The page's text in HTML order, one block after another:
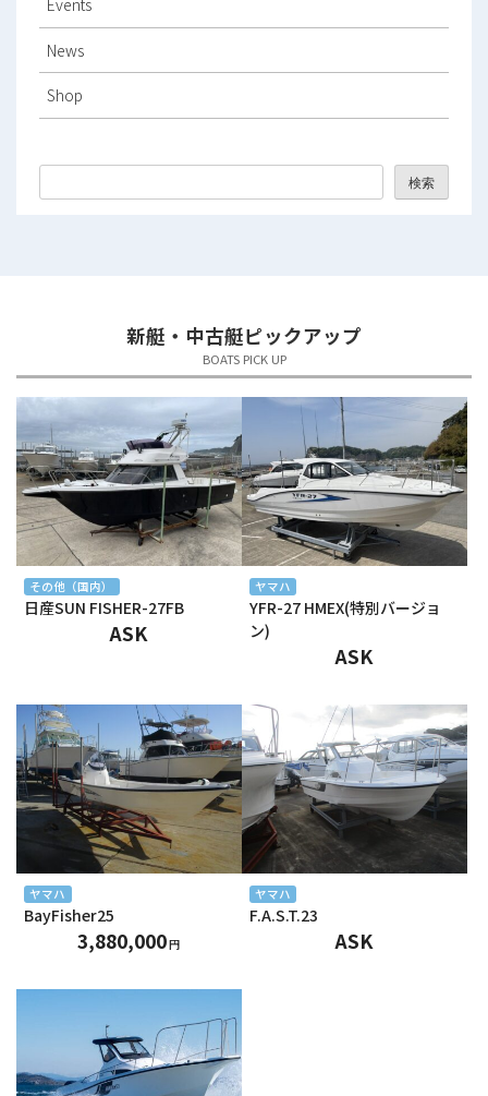
2025年12月
2025年11月
2025年10月
2025年9月
2025年4月
2025年3月
2025年2月
2025年1月
2024年12月
2024年11月
2024年9月
2024年8月
2024年7月
2024年6月
2024年5月
2024年4月
2024年2月
2024年1月
Events
News
Shop
検索
新艇・中古艇ピックアップ
BOATS PICK UP
その他（国内）
日産SUN FISHER-27FB
ASK
ヤマハ
YFR-27 HMEX(特別バージョ
ン)
ASK
ヤマハ
BayFisher25
3,880,000円
ヤマハ
F.A.S.T.23
ASK